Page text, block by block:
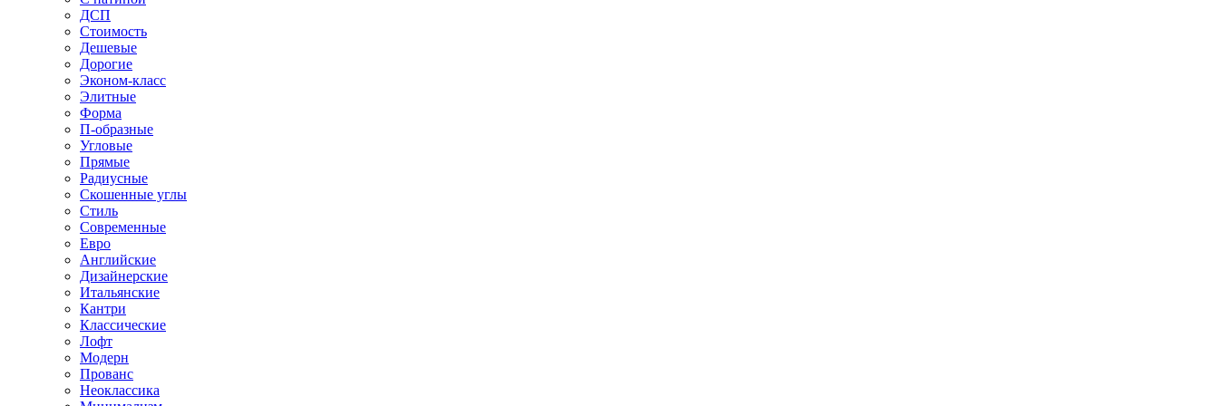
ДСП
Стоимость
Дешевые
Дорогие
Эконом-класс
Элитные
Форма
П-образные
Угловые
Прямые
Радиусные
Скошенные углы
Стиль
Современные
Евро
Английские
Дизайнерские
Итальянские
Кантри
Классические
Лофт
Модерн
Прованс
Неоклассика